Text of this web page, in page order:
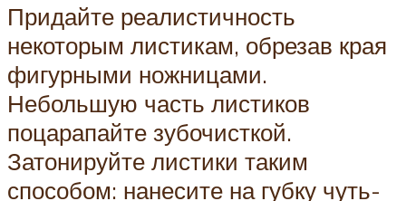
Придайте реалистичность
некоторым листикам, обрезав края
фигурными ножницами.
Небольшую часть листиков
поцарапайте зубочисткой.
Затонируйте листики таким
способом: нанесите на губку чуть-